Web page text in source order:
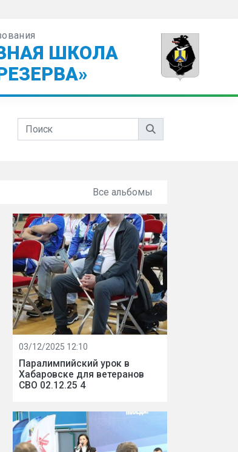
ШКОЛА
Все альбомы
03/12/2025 12:10
Паралимпийский урок в
Хабаровске для ветеранов
СВО 02.12.25 4